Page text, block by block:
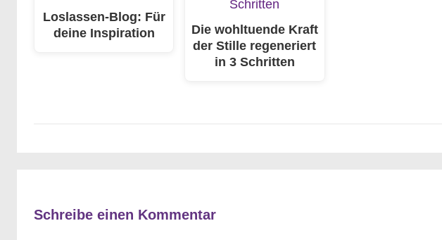
Loslassen-Blog: Für
deine Inspiration
Die wohltuende Kraft
der Stille regeneriert
in 3 Schritten
Schreibe einen Kommentar